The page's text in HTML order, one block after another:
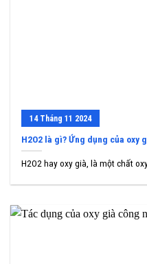
14 Tháng 11 2024
H2O2 là gì? Ứng dụng của oxy
H2O2 hay oxy già, là một chất